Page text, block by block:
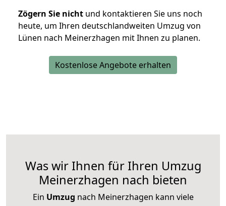
Zögern Sie nicht und kontaktieren Sie uns noch
heute, um Ihren deutschlandweiten Umzug von
Lünen nach Meinerzhagen mit Ihnen zu planen.
Kostenlose Angebote erhalten
Was wir Ihnen für Ihren Umzug
Meinerzhagen nach bieten
Ein Umzug nach Meinerzhagen kann viele